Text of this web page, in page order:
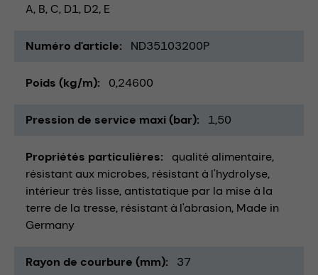
A, B, C, D1, D2, E
Numéro d'article ND35103200P
Poids (kg/m) 0,24600
Pression de service maxi (bar) 1,50
Propriétés particulières
qualité alimentaire
résistant aux microbes résistant à l'hydrolyse
intérieur très lisse antistatique par la mise à la
terre de la tresse résistant à l'abrasion Made in
Germany
Rayon de courbure (mm) 37